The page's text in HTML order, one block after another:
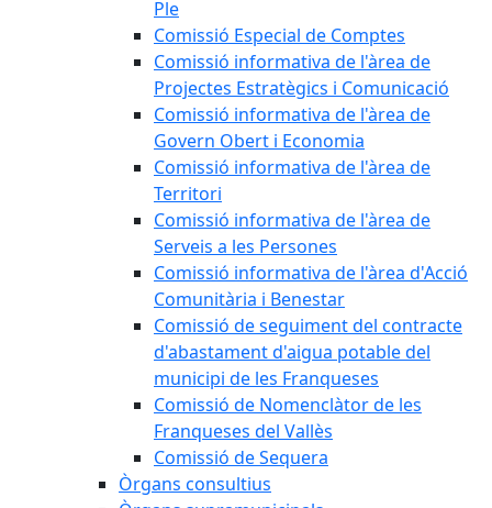
Ple
Comissió Especial de Comptes
Comissió informativa de l'àrea de
Projectes Estratègics i Comunicació
Comissió informativa de l'àrea de
Govern Obert i Economia
Comissió informativa de l'àrea de
Territori
Comissió informativa de l'àrea de
Serveis a les Persones
Comissió informativa de l'àrea d'Acció
Comunitària i Benestar
Comissió de seguiment del contracte
d'abastament d'aigua potable del
municipi de les Franqueses
Comissió de Nomenclàtor de les
Franqueses del Vallès
Comissió de Sequera
Òrgans consultius